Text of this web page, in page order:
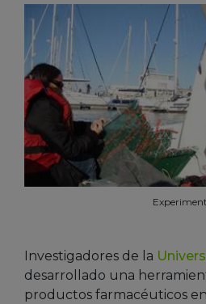
Investigadores de la
desarrollado una
productos farmacéuticos